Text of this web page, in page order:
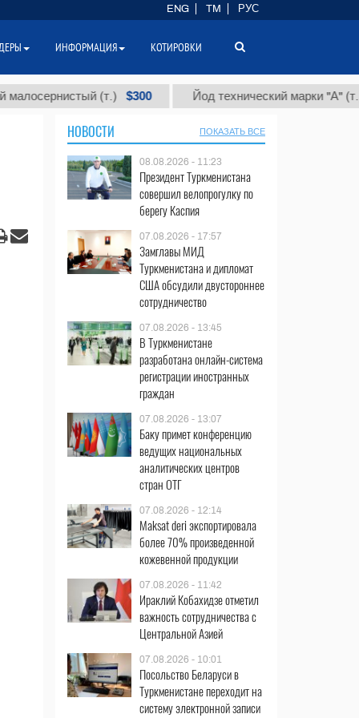
(т.) $300 Йод технический марки "А" (т.) $86
НОВОСТИ ПОКАЗАТЬ ВСЕ
08.08.2026 - 11:23
Президент Туркменистана
совершил велопрогулку по
берегу Каспия
07.08.2026 - 17:57
Замглавы МИД
Туркменистана и дипломат
США обсудили двустороннее
сотрудничество
07.08.2026 - 13:45
В Туркменистане
разработана онлайн-система
регистрации иностранных
граждан
07.08.2026 - 13:07
Баку примет конференцию
ведущих национальных
аналитических центров
стран ОТГ
07.08.2026 - 12:14
Maksat deri экспортировала
более 70% произведенной
кожевенной продукции
07.08.2026 - 11:42
Ираклий Кобахидзе отметил
важность сотрудничества с
Центральной Азией
07.08.2026 - 10:01
Посольство Беларуси в
Туркменистане переходит на
систему электронной записи
ENG TM РУС
ИНФОРМАЦИЯ КОТИРОВКИ